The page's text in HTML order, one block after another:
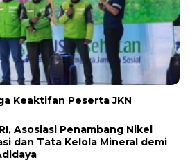
Keaktifan Peserta JKN
Asosiasi Penambang Nikel
dan Tata Kelola Mineral demi